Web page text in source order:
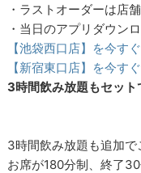
・ラストオーダーは店
・当日のアプリダウン
【池袋西口店】を今す
【新宿東口店】を今す
3時間飲み放題もセット
3時間飲み放題も追加で
お席が180分制、終了